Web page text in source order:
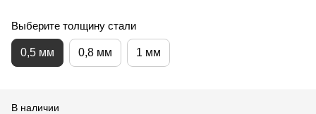
Выберите толщину стали
0,5 мм 0,8 мм 1 мм
В наличии